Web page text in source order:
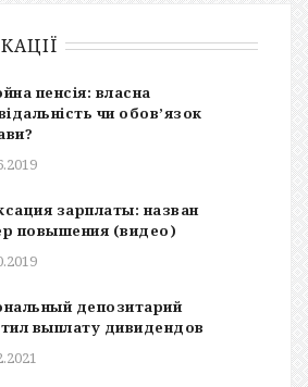
пенсія: власна
чи обов’язок
зарплаты: назван
повышения (видео)
депозитарий
выплату дивидендов